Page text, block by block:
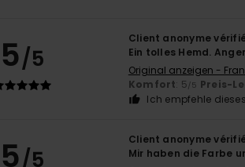
5/5
Client anonyme
Ein tolles Hemd.
Original anzeigen -
Komfort: 5/5 Preis-
Ich empfehle
5/5
Client anonyme
Mir haben die Farbe